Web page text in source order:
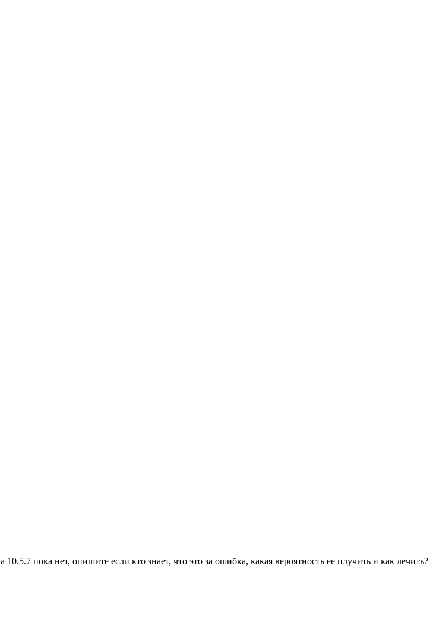
пока нет, опишите если кто знает, что это за ошибка, какая вероятность ее плучить и как лечить?